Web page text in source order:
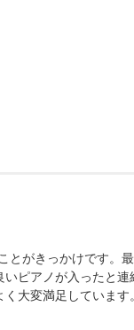
とがきっかけです。
ピアノが入ったと
大変満足していま